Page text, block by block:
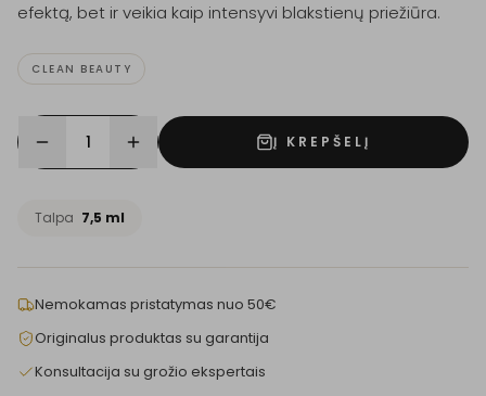
efektą, bet ir veikia kaip intensyvi blakstienų priežiūra.
CLEAN BEAUTY
1 Į KREPŠELĮ
Talpa 7,5 ml
Nemokamas pristatymas nuo 50€
Originalus produktas su garantija
Konsultacija su grožio ekspertais